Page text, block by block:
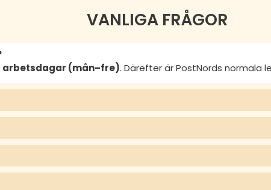
VANLIGA FRÅGOR
arbetsdagar (mån–fre). Därefter är PostNords normala